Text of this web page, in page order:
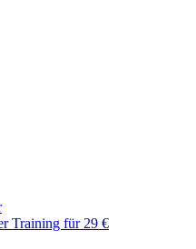
Training für 29 €